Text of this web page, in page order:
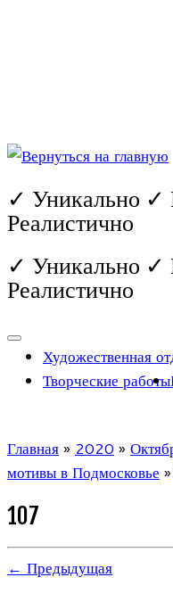
✓ Уникально ✓
Реалистично
✓ Уникально ✓
Реалистично
Художественная
Творческие работы
Главная » 2020 »
мотивы в Подмосковье »
107
← Предыдущая